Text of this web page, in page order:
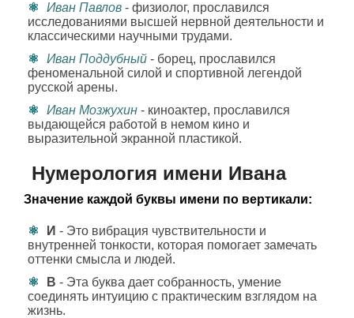
Иван Павлов - физиолог, прославился
исследованиями высшей нервной деятельности и
классическими научными трудами.
Иван Поддубный - борец, прославился
феноменальной силой и спортивной легендой
русской арены.
Иван Мозжухин - киноактер, прославился
выдающейся работой в немом кино и
выразительной экранной пластикой.
Нумерология имени Ивана
Значение каждой буквы имени по вертикали:
И - Это вибрация чувствительности и
внутренней тонкости, которая помогает замечать
оттенки смысла и людей.
В - Эта буква дает собранность, умение
соединять интуицию с практическим взглядом на
жизнь.